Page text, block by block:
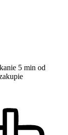
5 min od